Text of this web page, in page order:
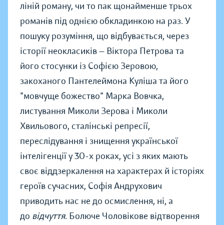
ліній роману, чи то пак щонайменше трьох
романів під однією обкладинкою на раз. У
пошуку розуміння, що відбувається, через
історії неокласиків — Віктора Петрова та
його стосунки із Софією Зеровою,
закоханого Пантелеймона Куліша та його
"мовчуще божество" Марка Вовчка,
листування Миколи Зерова і Миколи
Хвильового, сталінські репресії,
переслідування і знищення української
інтелігенції у 30-х роках, усі з яких мають
своє віддзеркалення на характерах й історіях
героїв сучасних, Софія Андрухович
приводить нас не до осмислення, ні, а
до відчуття. Болюче Чоловікове відтворення